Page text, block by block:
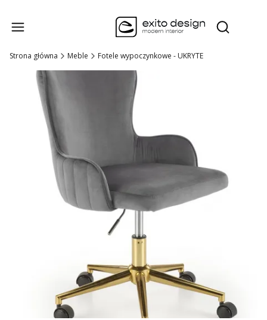
Otwórz
Strona główna Meble Fotele wypoczynkowe - UKRYTE